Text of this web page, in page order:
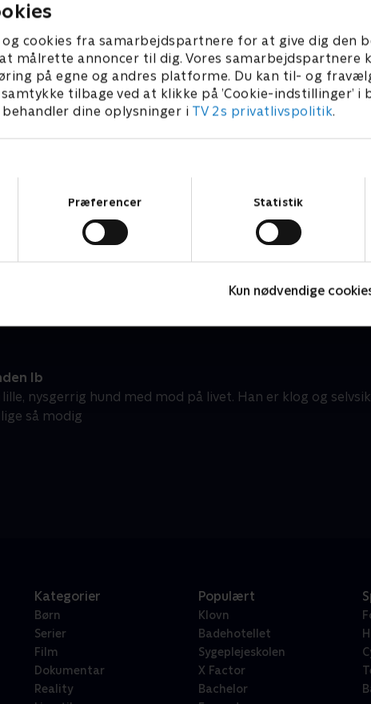
cookies fra samarbejdspartnere for at give dig den
målrette annoncer til dig. Vores samarbejdspartnere
på egne og andres platforme. Du kan til- og
tilbage ved at klikke på ’Cookie-indstillinger’ i
dine oplysninger i TV 2s privatlivspolitik.
Præferencer Statistik
Kun nødvendige
Ib
lille, nysgerrig hund med mod på livet. Han er klog og
så modig
Kategorier
Børn
Serier
Film
Dokumentar
Reality
Populært
Klovn
Badehotellet
Sygeplejeskolen
X Factor
Bachelor